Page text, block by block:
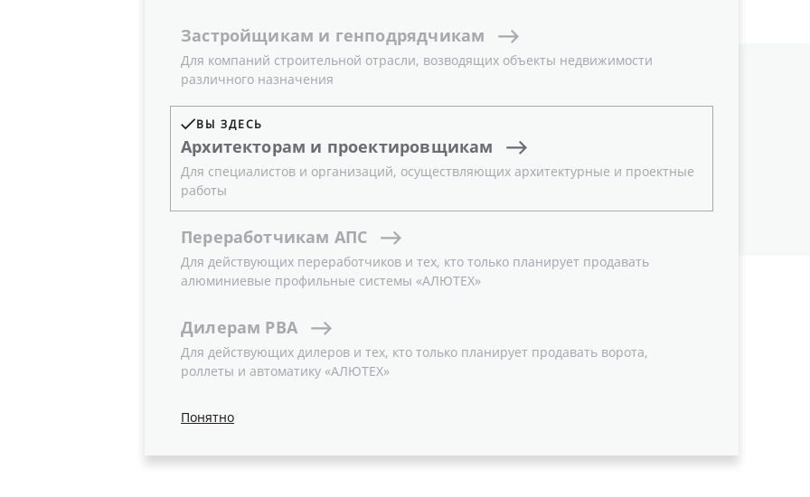
Застройщикам и генподрядчикам
Для компаний строительной отрасли, возводящих объекты недвижимости
различного назначения
ВЫ ЗДЕСЬ
Архитекторам и проектировщикам
Для специалистов и организаций, осуществляющих архитектурные и проектные
работы
Переработчикам АПС
Для действующих переработчиков и тех, кто только планирует продавать
алюминиевые профильные системы «АЛЮТЕХ»
Дилерам РВА
Для действующих дилеров и тех, кто только планирует продавать ворота,
роллеты и автоматику «АЛЮТЕХ»
Понятно